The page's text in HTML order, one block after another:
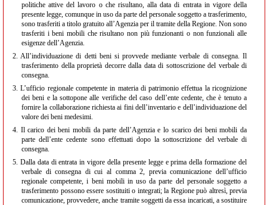
politiche attive del lavoro o che risultano, alla data di entrata in vigore della
presente legge, comunque in uso da parte del personale soggetto a trasferimento,
sono trasferiti a titolo gratuito all’Agenzia per il tramite della Regione. Non sono
trasferiti i beni mobili che risultano non più funzionanti o non funzionali alle
esigenze dell’Agenzia.
2.All’individuazione di detti beni si provvede mediante verbale di consegna. Il
trasferimento della proprietà decorre dalla data di sottoscrizione del verbale di
consegna.
3.L’ufficio regionale competente in materia di patrimonio effettua la ricognizione
dei beni e la sottopone alle verifiche del caso dell’ente cedente, che è tenuto a
fornire la collaborazione richiesta ai fini dell’inventario e dell’individuazione del
valore dei beni medesimi.
4. Il carico dei beni mobili da parte dell’Agenzia e lo scarico dei beni mobili da
parte dell’ente cedente sono effettuati dopo la sottoscrizione del verbale di
consegna.
5. Dalla data di entrata in vigore della presente legge e prima della formazione del
verbale di consegna di cui al comma 2, previa comunicazione dell’ufficio
regionale competente, i beni mobili in uso da parte del personale soggetto a
trasferimento possono essere sostituiti o integrati; la Regione può altresì, previa
comunicazione, provvedere, anche tramite soggetti da essa incaricati, a sostituire